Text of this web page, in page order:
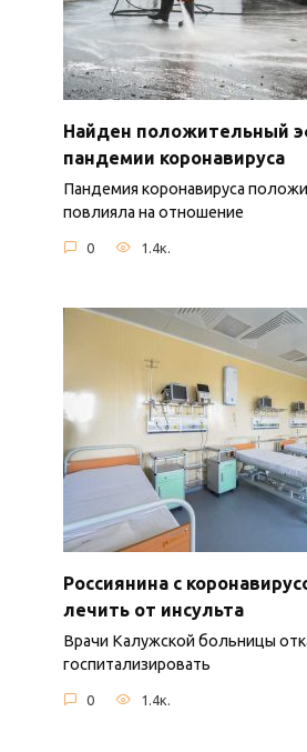
Найден положительный
пандемии коронавируса
Пандемия коронавируса
повлияла на отношение
0 1.4к.
Россиянина с
лечить от инсульта
Врачи Калужской больницы
госпитализировать
0 1.4к.